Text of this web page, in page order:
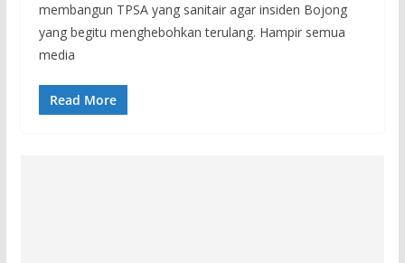
membangun TPSA yang sanitair agar insiden Bojong
yang begitu menghebohkan terulang. Hampir semua
media
Read More